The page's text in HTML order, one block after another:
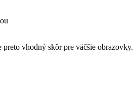
vhodný skôr pre väčšie obrazovky.